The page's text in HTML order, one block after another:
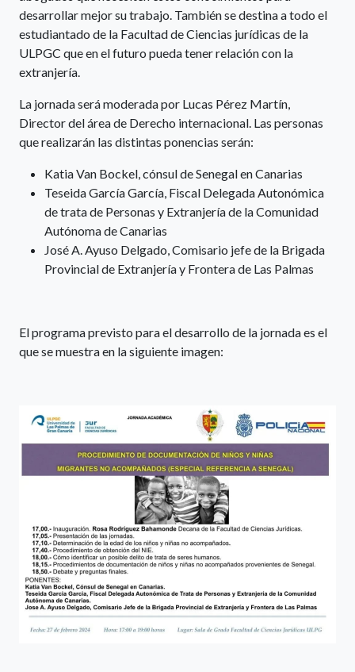
desarrollar mejor su trabajo. También se destina a todo el
estudiantado de la Facultad de Ciencias jurídicas de la
ULPGC que en el futuro pueda tener relación con la
extranjería.
La jornada será moderada por Lucas Pérez Martín,
Director del área de Derecho internacional. Las personas
que realizarán las distintas ponencias serán:
Katia Van Bockel, cónsul de Senegal en Canarias
Teseida García García, Fiscal Delegada Autonómica
de trata de Personas y Extranjería de la Comunidad
Autónoma de Canarias
José A. Ayuso Delgado, Comisario jefe de la Brigada
Provincial de Extranjería y Frontera de Las Palmas
El programa previsto para el desarrollo de la jornada es el
que se muestra en la siguiente imagen: